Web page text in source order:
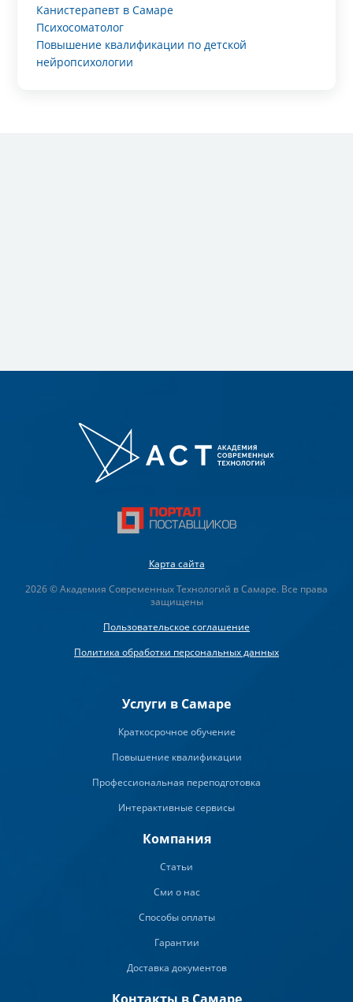
Канистерапевт в Самаре
Психосоматолог
Повышение квалификации по детской
нейропсихологии
Карта сайта
2026 © Академия Современных Технологий в Самаре. Все права
защищены
Пользовательское соглашение
Политика обработки персональных данных
Услуги в Самаре
Краткосрочное обучение
Повышение квалификации
Профессиональная переподготовка
Интерактивные сервисы
Компания
Статьи
Сми о нас
Способы оплаты
Гарантии
Доставка документов